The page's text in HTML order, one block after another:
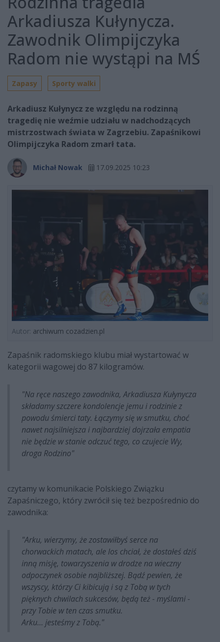
Arkadiusza Kułynycza.
Zawodnik Olimpijczyka
Radom nie wystąpi na MŚ
Zapasy Sporty walki
Arkadiusz Kułynycz ze względu na rodzinną
tragedię nie weźmie udziału w nadchodzących
mistrzostwach świata w Zagrzebiu. Zapaśnikowi
Olimpijczyka Radom zmarł tata.
Michał Nowak 17.09.2025 10:23
Autor: archiwum cozadzien.pl
Zapaśnik radomskiego klubu miał wystartować w
kategorii wagowej do 87 kilogramów.
"Na ręce naszego zawodnika, Arkadiusza Kułynycza
składamy szczere kondolencje jemu i rodzinie z
powodu śmierci taty. Łączymy się w smutku, choć
nawet najsilniejsza i najbardziej dojrzała empatia
nie będzie w stanie odczuć tego, co czujecie Wy,
droga Rodzino"
czytamy w komunikacie Polskiego Związku
Zapaśniczego, który zwrócił się też bezpośrednio do
zawodnika:
"Arku, wierzymy, że zostawiłbyś serce na
chorwackich matach, ale los chciał, że dostałeś dziś
inną misję, towarzyszenia w drodze na wieczny
odpoczynek osobie najbliższej. Bądź pewien, że
wszyscy, którzy Ci kibicują i są z Tobą w tych
pięknych chwilach sukcesów, będą też - myślami -
przy Tobie w ten czas smutku.
Arku… jesteśmy z Tobą."